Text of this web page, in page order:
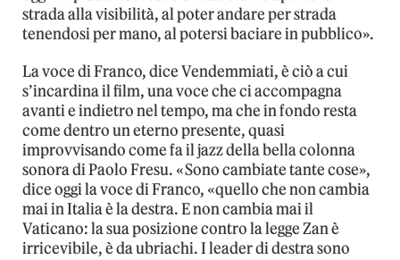
strada alla visibilità, al poter andare per strada
tenendosi per mano, al potersi baciare in pubblico».
La voce di Franco, dice Vendemmiati, è ciò a cui
s’incardina il film, una voce che ci accompagna
avanti e indietro nel tempo, ma che in fondo resta
come dentro un eterno presente, quasi
improvvisando come fa il jazz della bella colonna
sonora di Paolo Fresu. «Sono cambiate tante cose»,
dice oggi la voce di Franco, «quello che non cambia
mai in Italia è la destra. E non cambia mai il
Vaticano: la sua posizione contro la legge Zan è
irricevibile, è da ubriachi. I leader di destra sono